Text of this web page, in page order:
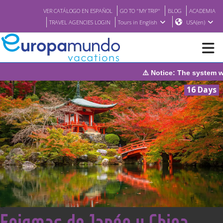
VER CATÁLOGO EN ESPAÑOL GO TO "MY TRIP" BLOG
ACADEMIA
TRAVEL AGENCIES LOGIN
Tours in English USA(en)
BROCHURE PDF
WHERE TO BUY
FEATURED
ABOUT US
⚠️ Notice: The system will be under
16 Days
<